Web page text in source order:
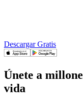
Descargar Gratis
Únete a
vida